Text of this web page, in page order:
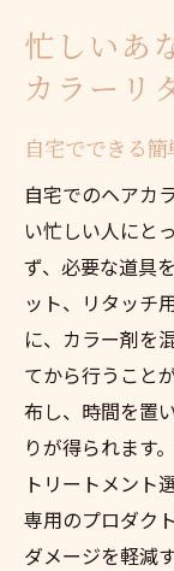
自宅
簡単テクで
毎日の
シャン
カラー
髪のダ
紫外線
カラー
び
プロが教
プロ
カラ
素早く
忙しいあ
カラーリ
自宅でできる
自宅でのヘアカ
い忙しい人にと
ず、必要な道具
ット、リタッチ
に、カラー剤を
てから行うこと
布し、時間を置
りが得られます
トリートメント
専用のプロダク
ダメージを軽減